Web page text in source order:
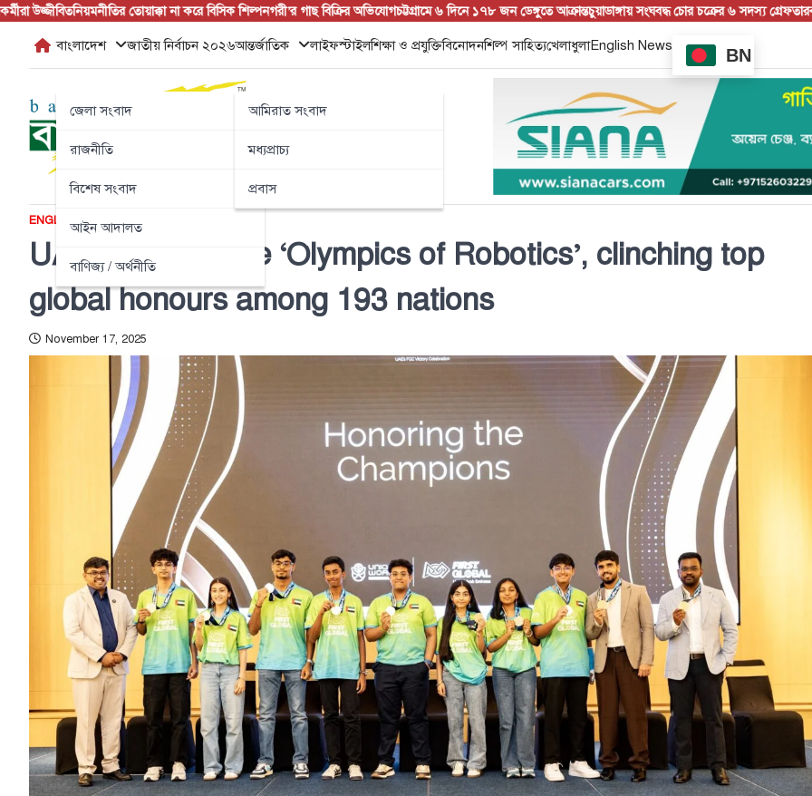
Skip
content
নিয়মনীতির তোয়াক্কা না করে বিসিক শিল্পনগরী’র গাছ বিক্রির অভিযোগচট্টগ্রামে ৬ দিনে ১৭৮ জন ডেঙ্গুতে আক্রান্তচুয়াডাঙ্গায় সংঘবদ্ধ চোর চক্রের ৬ সদস্য গ্রেফতার
বাংলাদেশ
জেলা সংবাদ
রাজনীতি
বিশেষ সংবাদ
আইন আদালত
বাণিজ্য / অর্থনীতি
জাতীয় নির্বাচন ২০২৬আন্তর্জাতিক
আমিরাত সংবাদ
মধ্যপ্রাচ্য
প্রবাস
লাইফস্টাইলশিক্ষা ও প্রযুক্তিবিনোদনশিল্প সাহিত্যখেলাধুলাEnglish News
BN
ENGLISH NEWS
UAE shines at the ‘Olympics of Robotics’, clinching top
global honours among 193 nations
November 17, 2025